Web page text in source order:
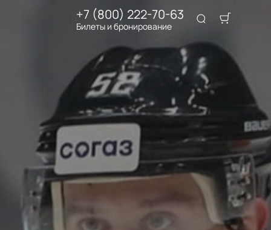
+7 (800) 222-70-63
Билеты и бронирование